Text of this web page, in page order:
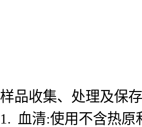
样品收集、处理及保
1. 血清:使用不含热原